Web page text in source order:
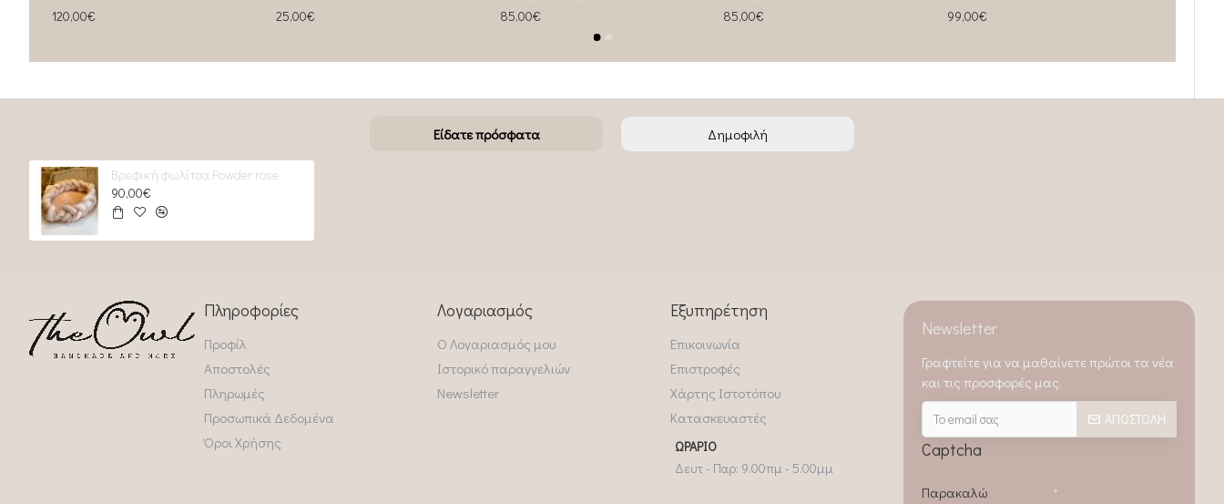
120,00€
25,00€
85,00€
85,00€
99,00€
Είδατε πρόσφατα Δημοφιλή
Βρεφική φωλίτσα Powder rose
90,00€
Πληροφορίες
Προφίλ
Αποστολές
Πληρωμές
Προσωπικά Δεδομένα
Όροι Χρήσης
Λογαριασμός
Ο Λογαριασμός μου
Ιστορικό παραγγελιών
Newsletter
Εξυπηρέτηση
Επικοινωνία
Επιστροφές
Χάρτης Ιστοτόπου
Κατασκευαστές
ΩΡΆΡΙΟ
Δευτ - Παρ: 9.00πμ - 5.00μμ
Newsletter
Γραφτείτε για να μαθαίνετε πρώτοι τα νέα
και τις προσφορές μας.
ΑΠΟΣΤΟΛΉ
Captcha
Παρακαλώ